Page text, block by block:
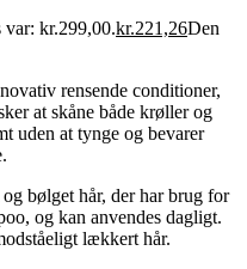
kr.299,00.kr.221,26Den
rensende conditioner,
at skåne både krøller og
uden at tynge og bevarer
bølget hår, der har brug for
og kan anvendes dagligt.
lækkert hår.